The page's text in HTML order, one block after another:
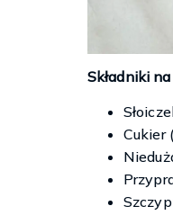
Składniki na
Cukier